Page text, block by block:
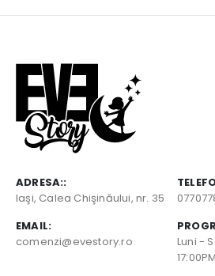
ADRESA::
Iaşi, Calea Chişinăului, nr. 35
EMAIL:
comenzi@evestory.ro
Luni -
17:00PM